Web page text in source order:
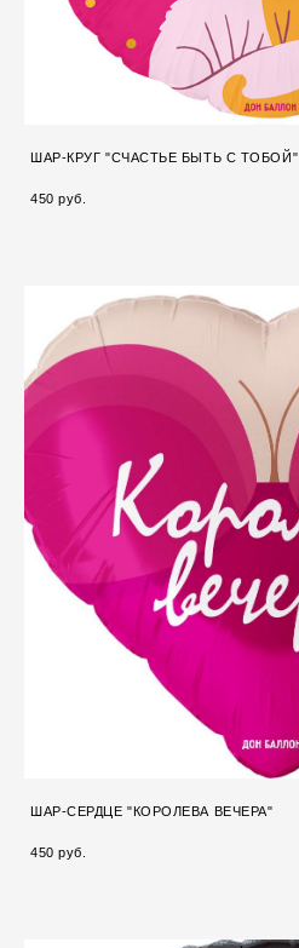
ШАР-КРУГ "СЧАСТЬЕ БЫТЬ С ТОБОЙ"
450 pуб.
ШАР-СЕРДЦЕ "КОРОЛЕВА ВЕЧЕРА"
450 pуб.